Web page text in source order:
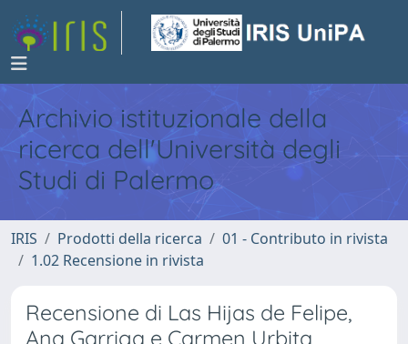
Archivio istituzionale della
ricerca dell'Università degli
Studi di Palermo
IRIS Prodotti della ricerca
01 - Contributo in rivista
1.02 Recensione in rivista
Recensione di Las Hijas de Felipe,
Ana Garriga e Carmen Urbita